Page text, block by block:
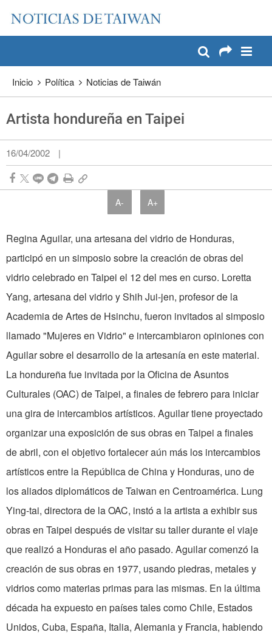
Pase a contenido principal
Inicio Política Noticias de Taiwán
Artista hondureña en Taipei
16/04/2002 |
A- A+
Regina Aguilar, una artesana del vidrio de Honduras,
participó en un simposio sobre la creación de obras del
vidrio celebrado en Taipei el 12 del mes en curso. Loretta
Yang, artesana del vidrio y Shih Jui-jen, profesor de la
Academia de Artes de Hsinchu, fueron invitados al simposio
llamado "Mujeres en Vidrio" e intercambiaron opiniones con
Aguilar sobre el desarrollo de la artesanía en este material.
La hondureña fue invitada por la Oficina de Asuntos
Culturales (OAC) de Taipei, a finales de febrero para iniciar
una gira de intercambios artísticos. Aguilar tiene proyectado
organizar una exposición de sus obras en Taipei a finales
de abril, con el objetivo fortalecer aún más los intercambios
artísticos entre la República de China y Honduras, uno de
los aliados diplomáticos de Taiwan en Centroamérica. Lung
Ying-tai, directora de la OAC, instó a la artista a exhibir sus
obras en Taipei después de visitar su taller durante el viaje
que realizó a Honduras el año pasado. Aguilar comenzó la
creación de sus obras en 1977, usando piedras, metales y
vidrios como materias primas para las mismas. En la última
década ha expuesto en países tales como Chile, Estados
Unidos, Cuba, España, Italia, Alemania y Francia, habiendo